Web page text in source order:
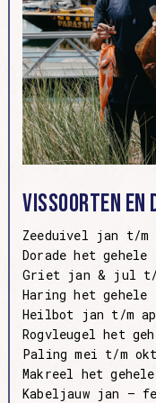
Vissoorten en
Zeeduivel jan t/
Dorade het
Griet jan & jul t/
Haring het gehele
Heilbot jan t/m
Rogvleugel het
Paling mei t/m okt
Makreel het
Kabeljauw jan –